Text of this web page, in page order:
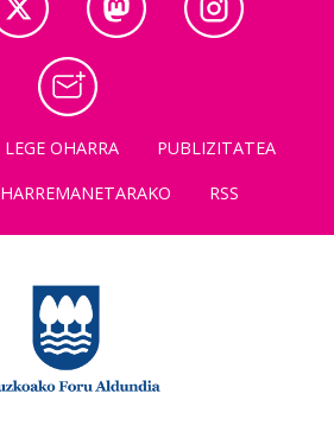
LEGE OHARRA
PUBLIZITATEA
HARREMANETARAKO RSS